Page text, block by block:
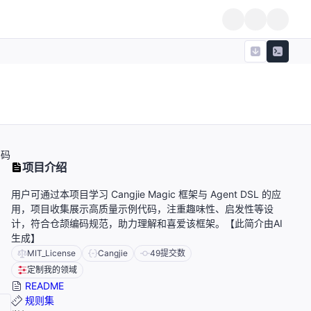
项目介绍
用户可通过本项目学习 Cangjie Magic 框架与 Agent DSL 的应
用，项目收集展示高质量示例代码，注重趣味性、启发性等设
计，符合仓颉编码规范，助力理解和喜爱该框架。【此简介由AI
生成】
MIT_License Cangjie 49提交数
定制我的领域
README
规则集